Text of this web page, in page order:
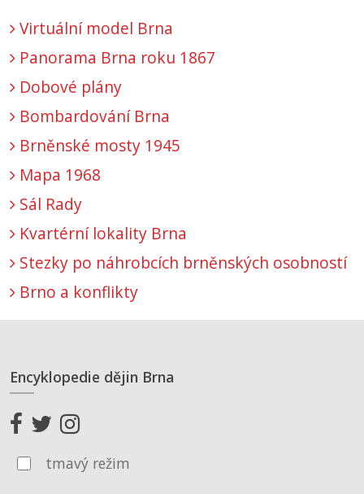
Virtuální model Brna
Panorama Brna roku 1867
Dobové plány
Bombardování Brna
Brněnské mosty 1945
Mapa 1968
Sál Rady
Kvartérní lokality Brna
Stezky po náhrobcích brněnských osobností
Brno a konflikty
Encyklopedie dějin Brna
tmavý režim